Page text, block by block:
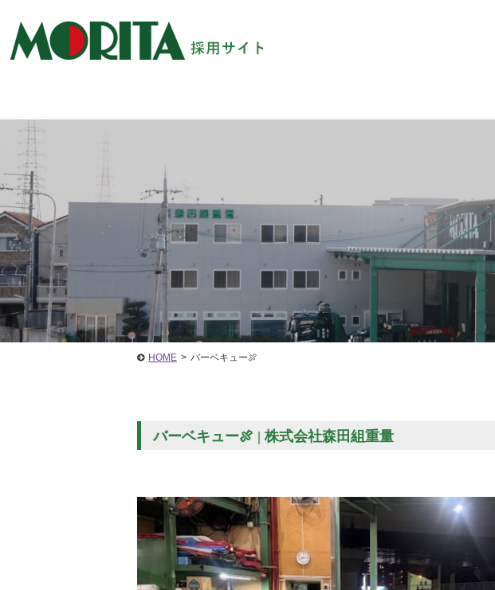
HOME > バーベキュー🍖
バーベキュー🍖 | 株式会社森田組重量